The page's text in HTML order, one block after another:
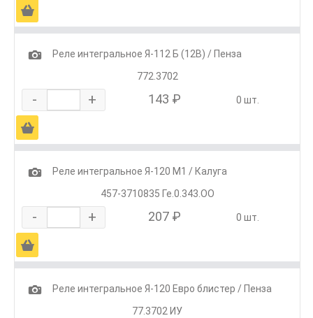
Ä
1
Реле интегральное Я-112 Б (12В) / Пенза
772.3702
- + 143 ₽ 0 шт.
Ä
1
Реле интегральное Я-120 М1 / Калуга
457-3710835 Ге.0.343.ОО
- + 207 ₽ 0 шт.
Ä
1
Реле интегральное Я-120 Евро блистер / Пенза
77.3702 ИУ